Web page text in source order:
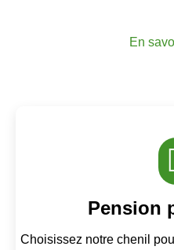
En
Pension
Choisissez notre chenil